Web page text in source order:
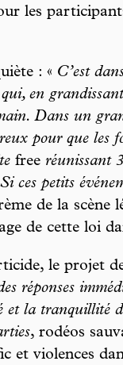
les
: « C’est
qui, en
Dans un
pour que les
free réunissant
ces petits
de la scène
de cette loi
le projet
réponses
et la tranquillité
, rodéos
et violences